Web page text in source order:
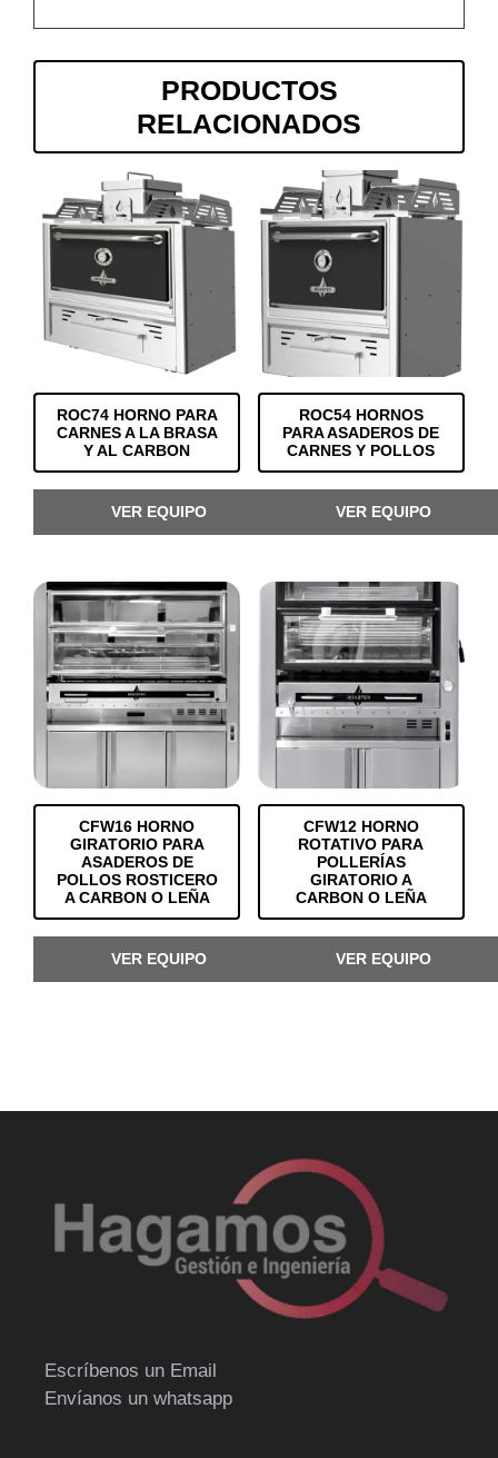
PRODUCTOS
RELACIONADOS
ROC74 HORNO PARA
CARNES A LA BRASA
Y AL CARBON
VER EQUIPO
ROC54 HORNOS
PARA ASADEROS DE
CARNES Y POLLOS
VER EQUIPO
CFW16 HORNO
GIRATORIO PARA
ASADEROS DE
POLLOS ROSTICERO
A CARBON O LEÑA
VER EQUIPO
CFW12 HORNO
ROTATIVO PARA
POLLERÍAS
GIRATORIO A
CARBON O LEÑA
VER EQUIPO
Escríbenos un Email
Envíanos un whatsapp